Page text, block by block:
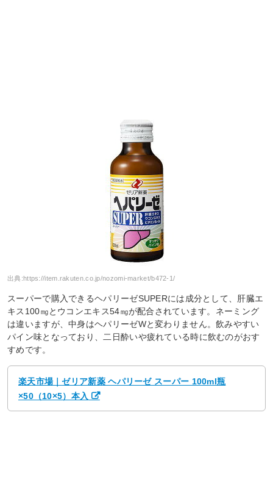
出典:https://item.rakuten.co.jp/nozomi-market/b472-1/
スーパーで購入できるヘパリーゼSUPERには成分として、肝臓エ
キス100㎎とウコンエキス54㎎が配合されています。ネーミング
は違いますが、中身はヘパリーゼWと変わりません。飲みやすい
パイン味となっており、二日酔いや疲れている時に飲むのがおす
すめです。
楽天市場｜ゼリア新薬 ヘパリーゼ スーパー 100ml瓶
×50（10×5）本入